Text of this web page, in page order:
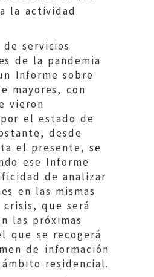
la actividad
servicios
de la pandemia
Informe sobre
mayores, con
vieron
el estado de
desde
el presente, se
ese Informe
de analizar
en las mismas
que será
las próximas
que se recogerá
de información
residencial.